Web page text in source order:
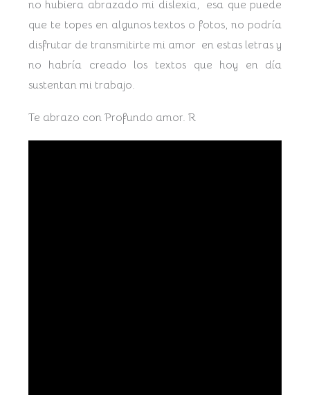
no hubiera abrazado mi dislexia, esa que puede
que te topes en algunos textos o fotos, no podría
disfrutar de transmitirte mi amor en estas letras y
no habría creado los textos que hoy en día
sustentan mi trabajo.
Te abrazo con Profundo amor. R